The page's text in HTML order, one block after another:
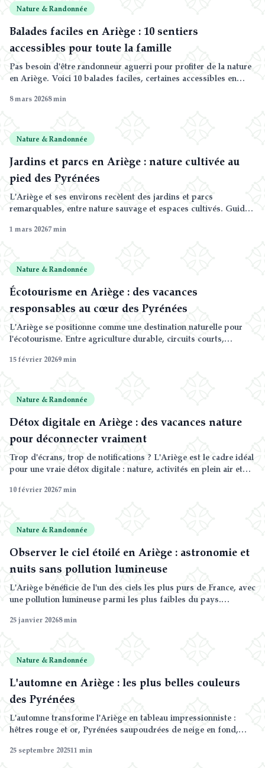
Nature & Randonnée
Balades faciles en Ariège : 10 sentiers
accessibles pour toute la famille
Pas besoin d'être randonneur aguerri pour profiter de la nature
en Ariège. Voici 10 balades faciles, certaines accessibles en
8 mars 20268min
Nature & Randonnée
Jardins et parcs en Ariège : nature cultivée au
pied des Pyrénées
L'Ariège et ses environs recèlent des jardins et parcs
remarquables, entre nature sauvage et espaces cultivés. Guide
1 mars 20267min
Nature & Randonnée
Écotourisme en Ariège : des vacances
responsables au cœur des Pyrénées
L'Ariège se positionne comme une destination naturelle pour
l'écotourisme. Entre agriculture durable, circuits courts,
comment passer des vacances responsables au pied des
15 février 20269min
Nature & Randonnée
Détox digitale en Ariège : des vacances nature
pour déconnecter vraiment
Trop d'écrans, trop de notifications ? L'Ariège est le cadre idéal
pour une vraie détox digitale : nature, activités en plein air et
10 février 20267min
Nature & Randonnée
Observer le ciel étoilé en Ariège : astronomie et
nuits sans pollution lumineuse
L'Ariège bénéficie de l'un des ciels les plus purs de France, avec
une pollution lumineuse parmi les plus faibles du pays.
amateurs d'astronomie.
25 janvier 20268min
Nature & Randonnée
L'automne en Ariège : les plus belles couleurs
des Pyrénées
L'automne transforme l'Ariège en tableau impressionniste :
hêtres rouge et or, Pyrénées saupoudrées de neige en fond,
randonner, chercher des champignons et se ressourcer loin des
25 septembre 202511 min